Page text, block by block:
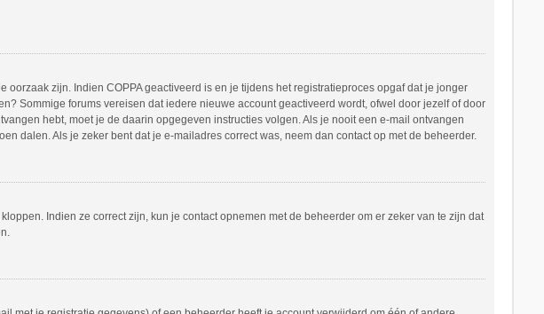
zijn. Indien COPPA geactiveerd is en je tijdens het registratieproces opgaf dat je jonger
Sommige forums vereisen dat iedere nieuwe account geactiveerd wordt, ofwel door jezelf of door
hebt, moet je de daarin opgegeven instructies volgen. Als je nooit een e-mail ontvangen
dalen. Als je zeker bent dat je e-mailadres correct was, neem dan contact op met de beheerder.
Indien ze correct zijn, kun je contact opnemen met de beheerder om er zeker van te zijn dat